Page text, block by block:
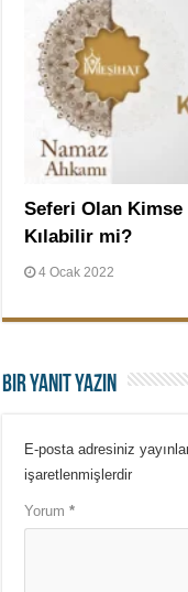
Seferi Olan Kimse
Kılabilir mi?
4 Ocak 2022
Bir yanıt yazın
E-posta adresiniz
işaretlenmişlerdir
Yorum*